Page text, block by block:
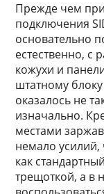
Прежде чем
подключения
основательно
естественно, с
кожухи и
штатному
оказалось не
изначально.
местами
немало усилий,
как
трещоткой, а в